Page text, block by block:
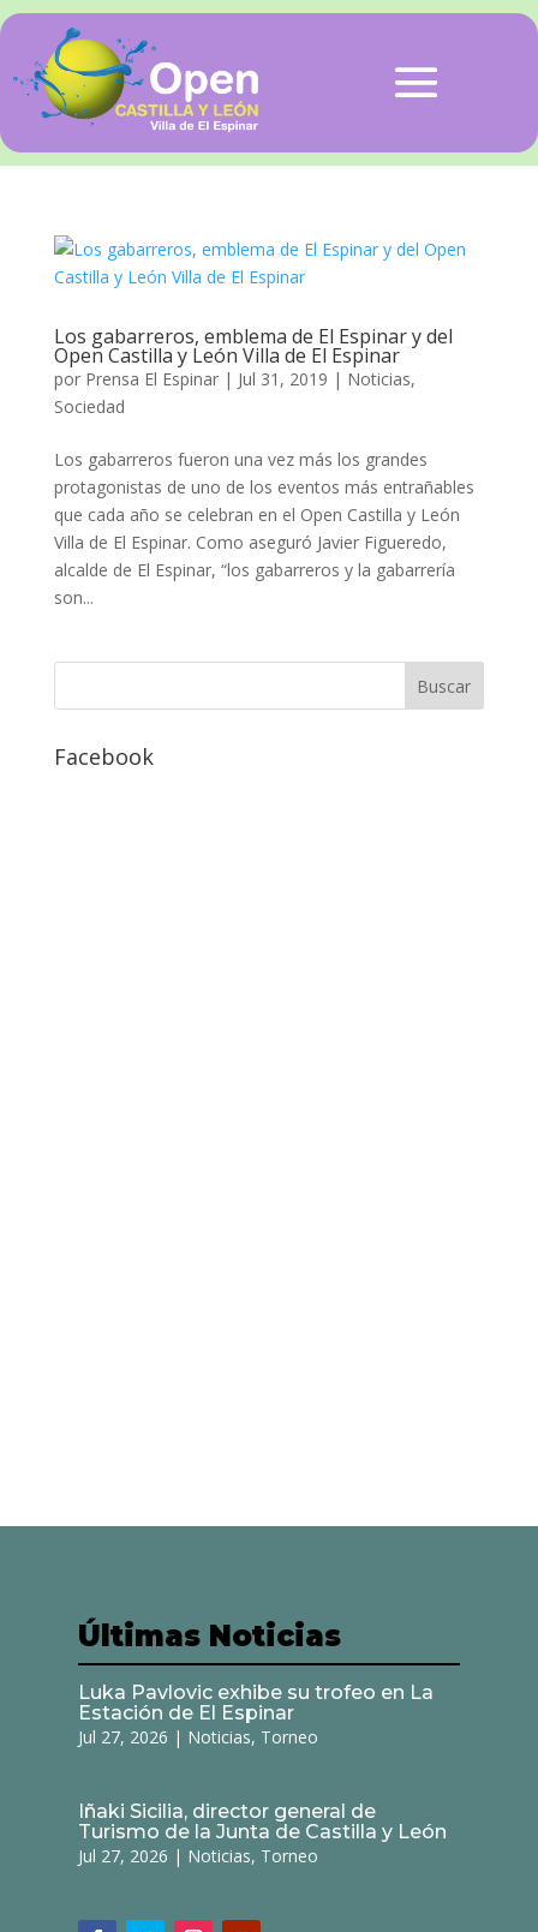
Los gabarreros, emblema de El Espinar y del
Open Castilla y León Villa de El Espinar
por Prensa El Espinar| Jul 31, 2019 | Noticias,
Sociedad
Los gabarreros fueron una vez más los grandes
protagonistas de uno de los eventos más entrañables
que cada año se celebran en el Open Castilla y León
Villa de El Espinar. Como aseguró Javier Figueredo,
alcalde de El Espinar, “los gabarreros y la gabarrería
son...
Facebook
Últimas Noticias
Luka Pavlovic exhibe su trofeo en La
Estación de El Espinar
Jul 27, 2026 | Noticias, Torneo
Iñaki Sicilia, director general de
Turismo de la Junta de Castilla y León
Jul 27, 2026 | Noticias, Torneo